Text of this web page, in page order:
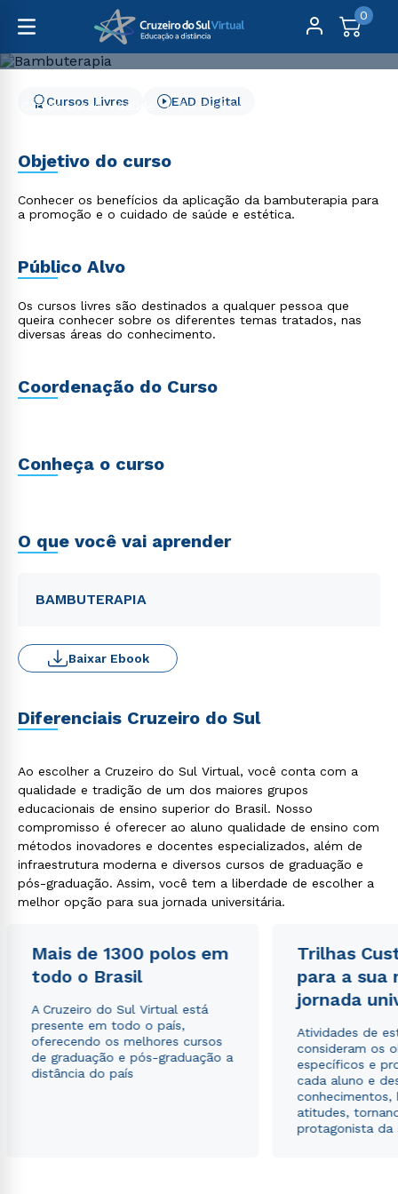
0
Cursos Livres Saúde Bambuterapia
Cursos Livres EAD Digital
Objetivo do curso
Conhecer os benefícios da aplicação da bambuterapia para
a promoção e o cuidado de saúde e estética.
Público Alvo
Os cursos livres são destinados a qualquer pessoa que
queira conhecer sobre os diferentes temas tratados, nas
diversas áreas do conhecimento.
Coordenação do Curso
Conheça o curso
O que você vai aprender
BAMBUTERAPIA
Baixar Ebook
Diferenciais Cruzeiro do Sul
Ao escolher a Cruzeiro do Sul Virtual, você conta com a
qualidade e tradição de um dos maiores grupos
educacionais de ensino superior do Brasil. Nosso
compromisso é oferecer ao aluno qualidade de ensino com
métodos inovadores e docentes especializados, além de
infraestrutura moderna e diversos cursos de graduação e
pós-graduação. Assim, você tem a liberdade de escolher a
melhor opção para sua jornada universitária.
Mais de 1300 polos em
todo o Brasil
A Cruzeiro do Sul Virtual está
presente em todo o país,
oferecendo os melhores cursos
de graduação e pós-graduação a
distância do país
Trilhas
para a sua
jornada
Atividades de
consideram os
específicos e
cada aluno e
conhecimentos,
atitudes,
protagonista da